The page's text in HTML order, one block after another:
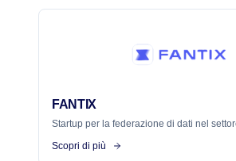
FANTIX
Startup per la federazione di dati nel
Scopri di più